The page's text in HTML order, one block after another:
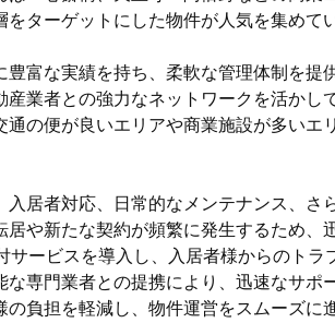
ターゲットにした物件が人気を集めて
富な実績を持ち、柔軟な管理体制を提
業者との強力なネットワークを活かし
通の便が良いエリアや商業施設が多いエ
居者対応、日常的なメンテナンス、さ
や新たな契約が頻繁に発生するため、
サービスを導入し、入居者様からのトラ
専門業者との提携により、迅速なサポ
負担を軽減し、物件運営をスムーズに